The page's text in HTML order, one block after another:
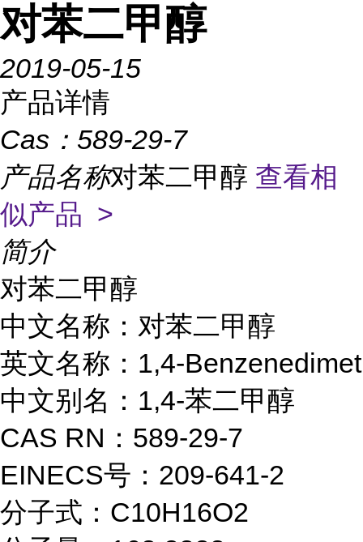
对苯二甲醇
2019-05-15
产品详情
Cas： 589-29-7
产品名称对苯二甲醇 查看相
似产品 >
简介
对苯二甲醇
中文名称：对苯二甲醇
英文名称：1,4-
中文别名：1,4-苯二甲醇
CAS RN：589-29-7
EINECS号：209-641-2
分子式：C10H16O2